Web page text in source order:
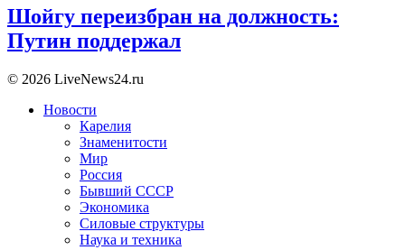
Шойгу переизбран на должность:
Путин поддержал
© 2026 LiveNews24.ru
Новости
Карелия
Знаменитости
Мир
Россия
Бывший СССР
Экономика
Силовые структуры
Наука и техника